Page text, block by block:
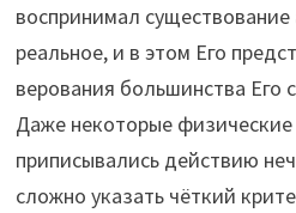
воспринимал существование
реальное, и в этом Его
верования большинства Его
Даже некоторые
приписывались действию
сложно указать чёткий